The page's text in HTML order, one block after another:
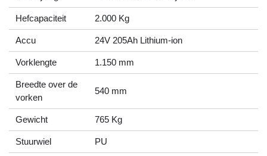
Hefcapaciteit 2.000 Kg
Accu 24V 205Ah Lithium-ion
Vorklengte 1.150 mm
Breedte over de
vorken
540 mm
Gewicht 765 Kg
Stuurwiel PU